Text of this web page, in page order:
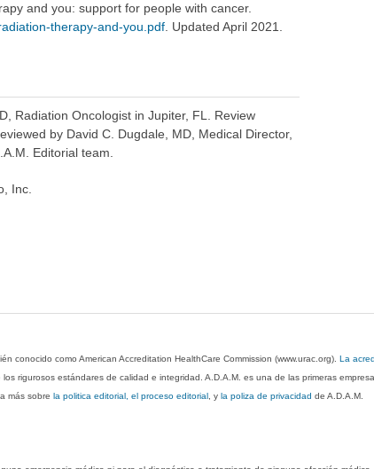
and you: support for people with cancer.
therapy-and-you.pdf. Updated April 2021.
Radiation Oncologist in Jupiter, FL. Review
by David C. Dugdale, MD, Medical Director,
Editorial team.
Inc.
conocido como American Accreditation HealthCare Commission (www.urac.org).La
rigurosos estándares de calidad e integridad. A.D.A.M. es una de las primeras
más sobrela politica editorial, el proceso editorial , yla poliza de privacidad de A.D.A.M.